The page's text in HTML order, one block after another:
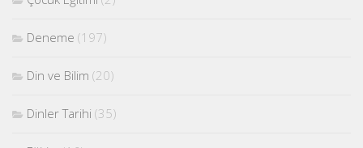
Deneme (197)
Din ve Bilim (20)
Dinler Tarihi (35)